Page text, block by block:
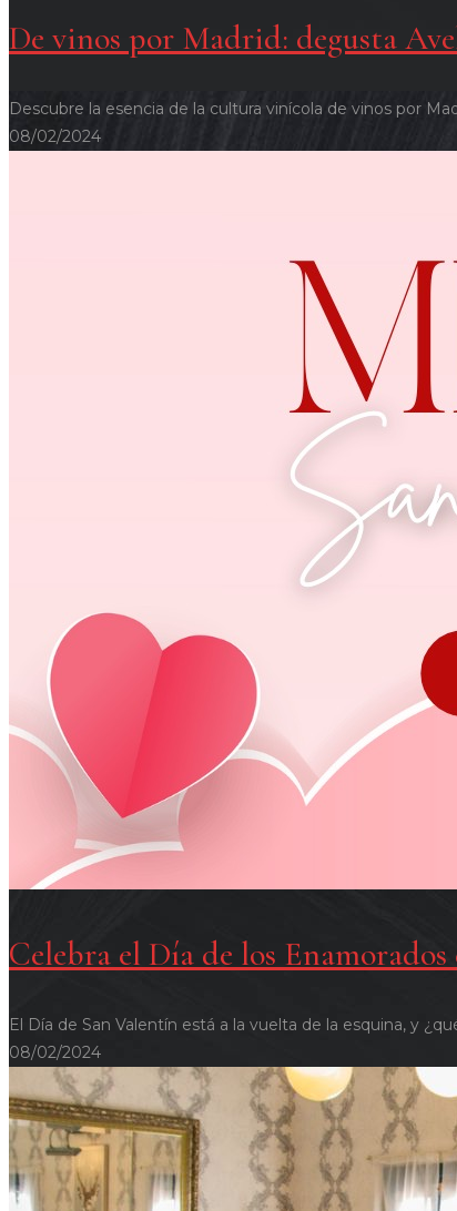
De vinos por Madrid: degusta
Descubre la esencia de la cultura vinícola de vinos por
08/02/2024
Celebra el Día de los
El Día de San Valentín está a la vuelta de la esquina, y
08/02/2024